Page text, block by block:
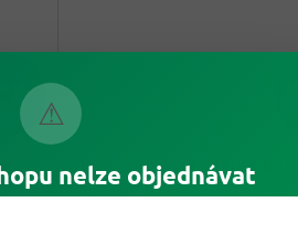
⚠
nelze objednávat
%
Mövenpick Gold Intense
káva 200 g- originál z